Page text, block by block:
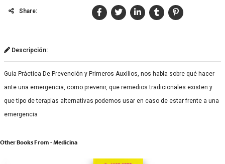
Share:
Descripción:
Guía Práctica De Prevención y Primeros Auxilios, nos habla sobre qué hacer
ante una emergencia, como prevenir, que remedios tradicionales existen y
que tipo de terapias alternativas podemos usar en caso de estar frente a una
emergencia
Other Books From - Medicina